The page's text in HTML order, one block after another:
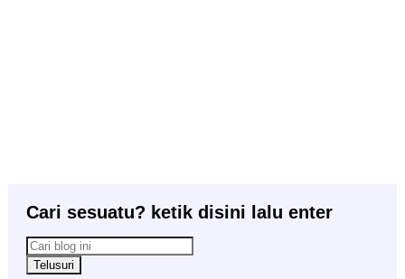
Cari sesuatu? ketik disini lalu enter